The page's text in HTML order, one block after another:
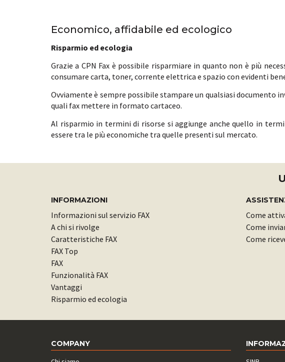
Economico, affidabile ed ecologico
Risparmio ed ecologia
Grazie a CPN Fax è possibile risparmiare in quanto non è più
consumare carta, toner, corrente elettrica e spazio con evidenti
Ovviamente è sempre possibile stampare un qualsiasi documento
quali fax mettere in formato cartaceo.
Al risparmio in termini di risorse si aggiunge anche quello in
essere tra le più economiche tra quelle presenti sul mercato.
INFORMAZIONI
Informazioni sul servizio FAX
A chi si rivolge
Caratteristiche FAX
FAX Top
FAX
Funzionalità FAX
Vantaggi
Risparmio ed ecologia
Come
Come
Come
COMPANY